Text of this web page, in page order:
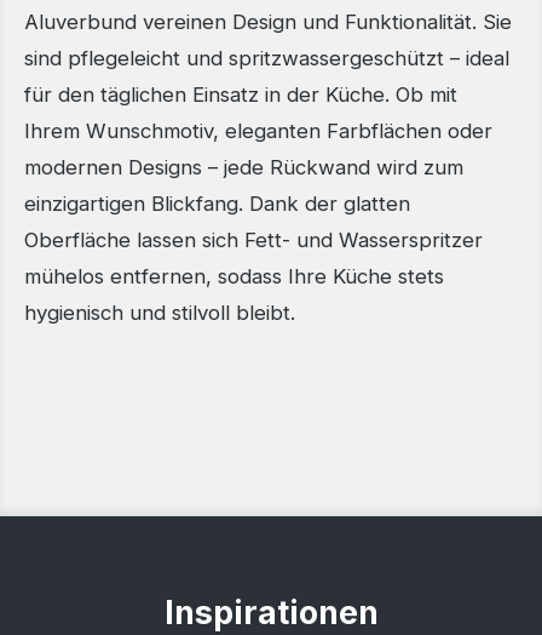
Aluverbund vereinen Design und Funktionalität. Sie
sind pflegeleicht und spritzwassergeschützt – ideal
für den täglichen Einsatz in der Küche. Ob mit
Ihrem Wunschmotiv, eleganten Farbflächen oder
modernen Designs – jede Rückwand wird zum
einzigartigen Blickfang. Dank der glatten
Oberfläche lassen sich Fett- und Wasserspritzer
mühelos entfernen, sodass Ihre Küche stets
hygienisch und stilvoll bleibt.
Inspirationen